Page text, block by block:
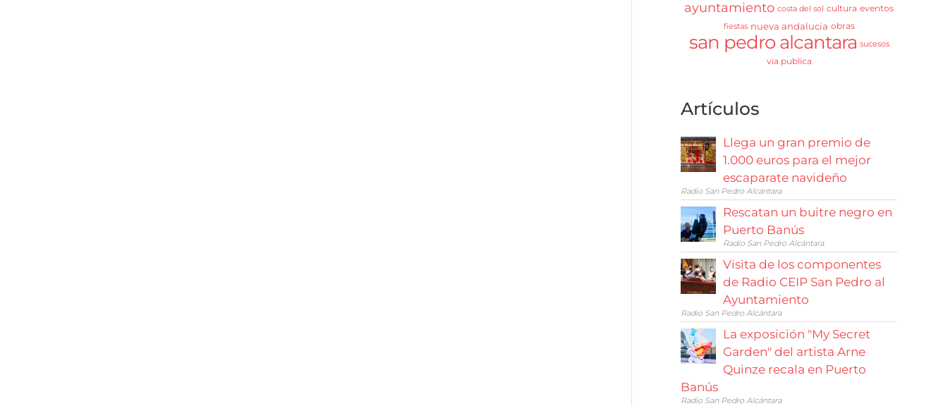
ayuntamiento costa del sol cultura eventos
fiestas nueva andalucia obras
san pedro alcantara sucesos
via publica
Artículos
Llega un gran premio de
1.000 euros para el mejor
escaparate navideño
Radio San Pedro Alcántara
Rescatan un buitre negro en
Puerto Banús
Radio San Pedro Alcántara
Visita de los componentes
de Radio CEIP San Pedro al
Ayuntamiento
Radio San Pedro Alcántara
La exposición "My Secret
Garden" del artista Arne
Quinze recala en Puerto
Banús
Radio San Pedro Alcántara